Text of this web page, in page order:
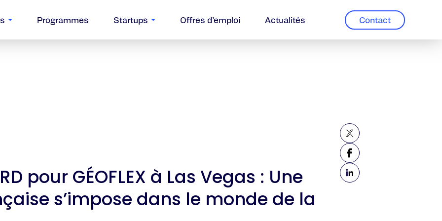
Programmes Startups Offres d’emploi Actualités Contact
pour GÉOFLEX à Las Vegas : Une
s’impose dans le monde de la